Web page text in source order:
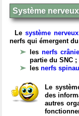
Système
Le système
nerfs qui émergent
les nerfs
partie du SNC ;
les nerfs
Le
des
autres